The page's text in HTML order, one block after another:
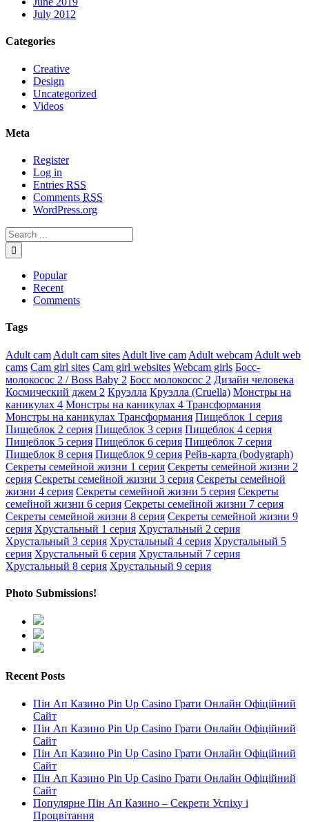
July 2012
Categories
Creative
Design
Uncategorized
Videos
Meta
Register
Log in
Entries RSS
Comments RSS
WordPress.org
Popular
Recent
Comments
Tags
Adult cam Adult cam sites Adult live cam Adult webcam Adult web
cams Cam girl sites Cam girl websites Webcam girls Босс-
молокосос 2 / Boss Baby 2 Босс молокосос 2 Дизайн человека
Космический джем 2 Круэлла Круэлла (Cruella) Монстры на
каникулах 4 Монстры на каникулах 4 Трансформания
Монстры на каникулах Трансформания Пищеблок 1 серия
Пищеблок 2 серия Пищеблок 3 серия Пищеблок 4 серия
Пищеблок 5 серия Пищеблок 6 серия Пищеблок 7 серия
Пищеблок 8 серия Пищеблок 9 серия Рейв-карта (bodygraph)
Секреты семейной жизни 1 серия Секреты семейной жизни 2
серия Секреты семейной жизни 3 серия Секреты семейной
жизни 4 серия Секреты семейной жизни 5 серия Секреты
семейной жизни 6 серия Секреты семейной жизни 7 серия
Секреты семейной жизни 8 серия Секреты семейной жизни 9
серия Хрустальный 1 серия Хрустальный 2 серия
Хрустальный 3 серия Хрустальный 4 серия Хрустальный 5
серия Хрустальный 6 серия Хрустальный 7 серия
Хрустальный 8 серия Хрустальный 9 серия
Photo Submissions!
Recent Posts
Пін Ап Казино Pin Up Casino Грати Онлайн Офіційний
Сайт
Пін Ап Казино Pin Up Casino Грати Онлайн Офіційний
Сайт
Пін Ап Казино Pin Up Casino Грати Онлайн Офіційний
Сайт
Пін Ап Казино Pin Up Casino Грати Онлайн Офіційний
Сайт
Популярне Пін Ап Казино – Секрети Успіху і
Процвітання